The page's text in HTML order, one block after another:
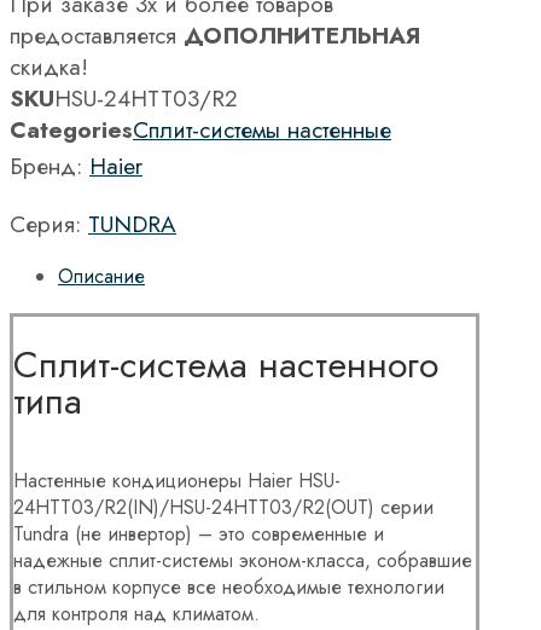
предоставляется ДОПОЛНИТЕЛЬНАЯ
скидка!
SKUHSU-24HTT03/R2
CategoriesСплит-системы настенные
Бренд: Haier
Серия: TUNDRA
Описание
Сплит-система настенного
типа
Настенные кондиционеры Haier HSU-
24HTT03/R2(IN)/HSU-24HTT03/R2(OUT) серии
Tundra (не инвертор) – это современные и
надежные сплит-системы эконом-класса, собравшие
в стильном корпусе все необходимые технологии
для контроля над климатом.